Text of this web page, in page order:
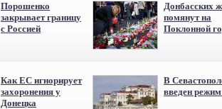
Порошенко
закрывает границу
с Россией
Донбасских
помянут на
Поклонной
Как ЕС игнорирует
захоронения у
Донецка
В
введен